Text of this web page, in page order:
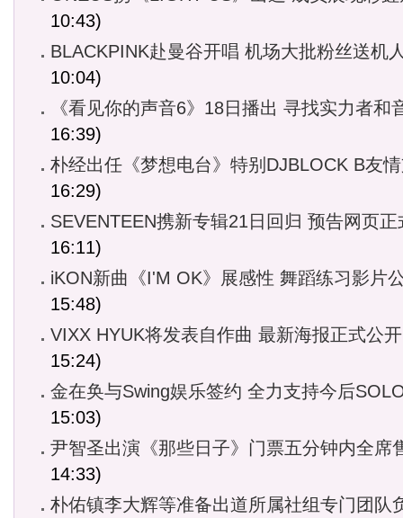
10:43)
BLACKPINK赴曼谷开唱 机场大批粉丝送机
10:04)
《看见你的声音6》18日播出 寻找实力者和
16:39)
朴经出任《梦想电台》特别DJBLOCK B友
16:29)
SEVENTEEN携新专辑21日回归 预告网页正
16:11)
iKON新曲《I'M OK》展感性 舞蹈练习影片
15:48)
VIXX HYUK将发表自作曲 最新海报正式公开
15:24)
金在奂与Swing娱乐签约 全力支持今后
15:03)
尹智圣出演《那些日子》门票五分钟内全席
14:33)
朴佑镇李大辉等准备出道所属社组专门团队